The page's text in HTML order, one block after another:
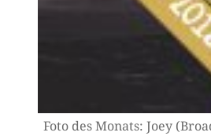
Foto des Monats: Joey